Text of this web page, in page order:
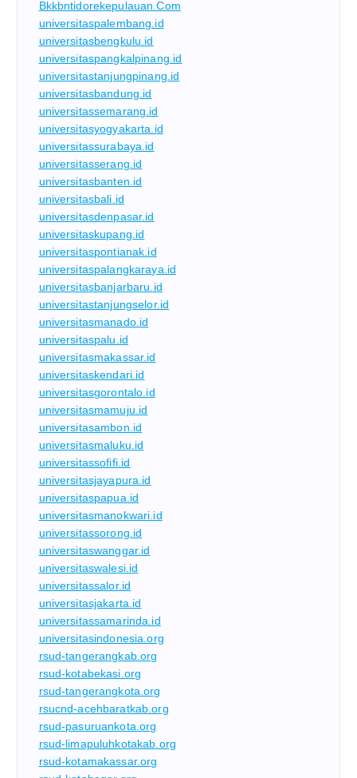
Bkkbntidorekepulauan.com
universitaspalembang.id
universitasbengkulu.id
universitaspangkalpinang.id
universitastanjungpinang.id
universitasbandung.id
universitassemarang.id
universitasyogyakarta.id
universitassurabaya.id
universitasserang.id
universitasbanten.id
universitasbali.id
universitasdenpasar.id
universitaskupang.id
universitaspontianak.id
universitaspalangkaraya.id
universitasbanjarbaru.id
universitastanjungselor.id
universitasmanado.id
universitaspalu.id
universitasmakassar.id
universitaskendari.id
universitasgorontalo.id
universitasmamuju.id
universitasambon.id
universitasmaluku.id
universitassofifi.id
universitasjayapura.id
universitaspapua.id
universitasmanokwari.id
universitassorong.id
universitaswanggar.id
universitaswalesi.id
universitassalor.id
universitasjakarta.id
universitassamarinda.id
universitasindonesia.org
rsud-tangerangkab.org
rsud-kotabekasi.org
rsud-tangerangkota.org
rsucnd-acehbaratkab.org
rsud-pasuruankota.org
rsud-limapuluhkotakab.org
rsud-kotamakassar.org